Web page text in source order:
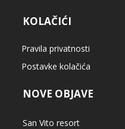
KOLAČIĆI
Pravila privatnosti
Postavke kolačića
NOVE OBJAVE
San Vito resort